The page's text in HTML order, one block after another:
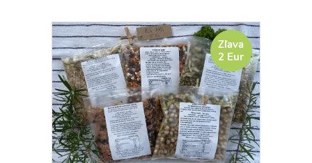
Zľava
2 Eur